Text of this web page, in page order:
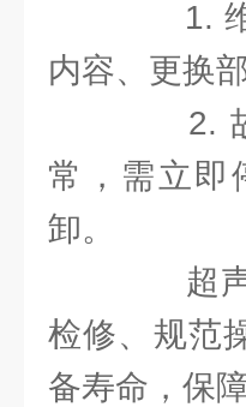
1. 维
内容、更换
2. 故
常，需立即
卸。
超声
检修、规范
备寿命，保